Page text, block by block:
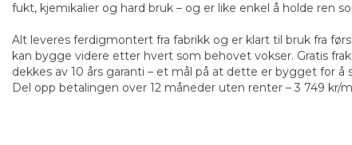
fukt, kjemikalier og hard bruk – og er like enkel å holde ren
Alt leveres ferdigmontert fra fabrikk og er klart til bruk fra
kan bygge videre etter hvert som behovet vokser. Gratis
dekkes av 10 års garanti – et mål på at dette er bygget for å
Del opp betalingen over 12 måneder uten renter – 3 749 kr/